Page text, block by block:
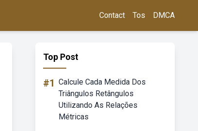
Contact Tos DMCA
Top Post
#1 Calcule Cada Medida Dos
Triângulos Retângulos
Utilizando As Relações
Métricas